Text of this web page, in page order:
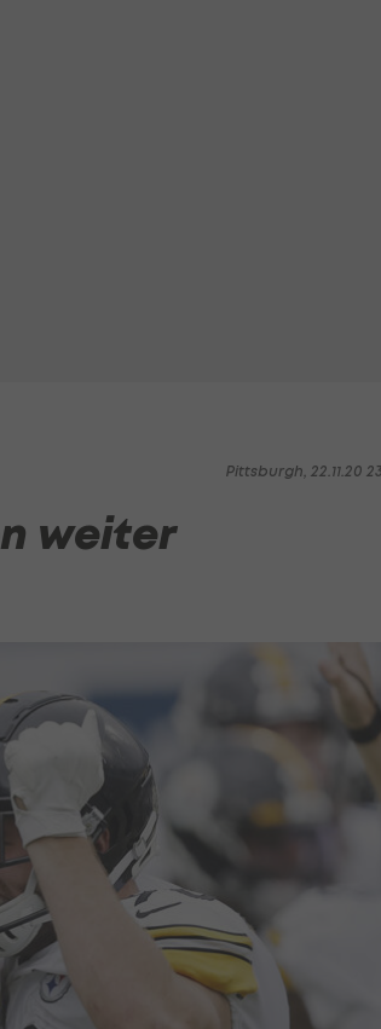
Pittsburgh, 22.11.20
weiter